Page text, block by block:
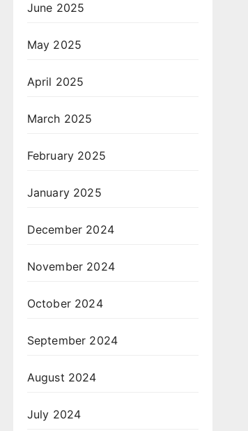
June 2025
May 2025
April 2025
March 2025
February 2025
January 2025
December 2024
November 2024
October 2024
September 2024
August 2024
July 2024